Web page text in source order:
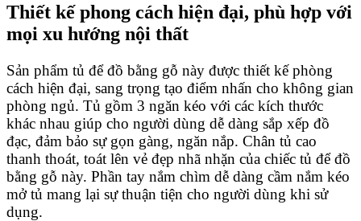
Thiết kế phong cách hiện đại, phù hợp với
mọi xu hướng nội thất
Sản phẩm tủ để đồ bằng gỗ này được thiết kế phòng
cách hiện đại, sang trọng tạo điểm nhấn cho không gian
phòng ngủ. Tủ gồm 3 ngăn kéo với các kích thước
khác nhau giúp cho người dùng dễ dàng sắp xếp đồ
đạc, đảm bảo sự gọn gàng, ngăn nắp. Chân tủ cao
thanh thoát, toát lên vẻ đẹp nhã nhặn của chiếc tủ để đồ
bằng gỗ này. Phần tay nắm chìm dễ dàng cầm nắm kéo
mở tủ mang lại sự thuận tiện cho người dùng khi sử
dụng.